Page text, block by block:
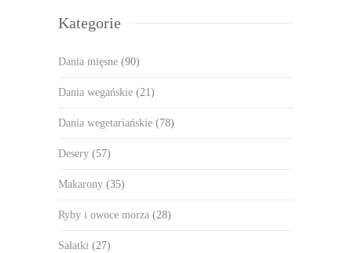
Kategorie
Dania mięsne (90)
Dania wegańskie (21)
Dania wegetariańskie (78)
Desery (57)
Makarony (35)
Ryby i owoce morza (28)
Sałatki (27)